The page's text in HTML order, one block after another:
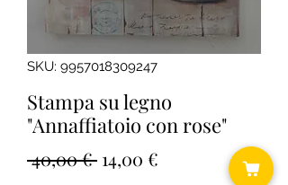
SKU: 9957018309247
Stampa su legno
"Annaffiatoio con rose"
40,00 € Prezzo
14,00 €